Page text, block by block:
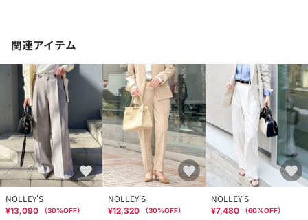
関連アイテム
NOLLEY'S
¥13,090 （30%OFF）
NOLLEY'S
¥12,320 （30%OFF）
NOLLEY'S
¥7,480 （60%OFF）